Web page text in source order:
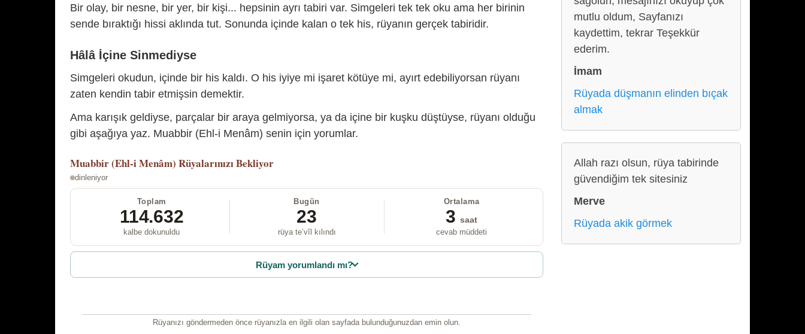
Bir olay, bir nesne, bir yer, bir kişi... hepsinin ayrı tabiri var. Simgeleri tek tek oku ama her birinin
sende bıraktığı hissi aklında tut. Sonunda içinde kalan o tek his, rüyanın gerçek tabiridir.
Hâlâ İçine Sinmediyse
Simgeleri okudun, içinde bir his kaldı. O his iyiye mi işaret kötüye mi, ayırt edebiliyorsan rüyanı
zaten kendin tabir etmişsin demektir.
Ama karışık geldiyse, parçalar bir araya gelmiyorsa, ya da içine bir kuşku düştüyse, rüyanı olduğu
gibi aşağıya yaz. Muabbir (Ehl-i Menâm) senin için yorumlar.
Muabbir (Ehl-i Menâm) Rüyalarınızı Bekliyor
dinleniyor
Toplam
114.632
kalbe dokunuldu
Bugün
23
rüya te’vîl kılındı
Ortalama
3 saat
cevab müddeti
Rüyam yorumlandı mı?
Rüyanızı göndermeden önce rüyanızla en ilgili olan sayfada bulunduğunuzdan emin olun.
mutlu oldum, Sayfanızı
kaydettim, tekrar Teşekkür
ederim.
İmam
Rüyada düşmanın elinden bıçak
almak
Allah razı olsun, rüya tabirinde
güvendiğim tek sitesiniz
Merve
Rüyada akik görmek